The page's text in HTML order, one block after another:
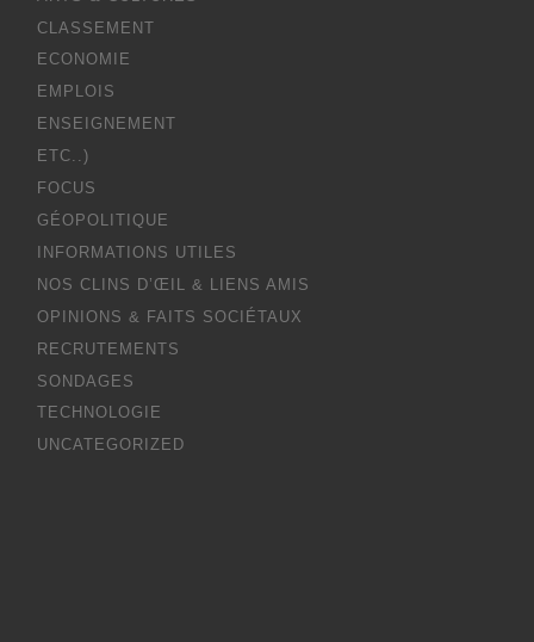
CLASSEMENT
ECONOMIE
EMPLOIS
ENSEIGNEMENT
ETC..)
FOCUS
GÉOPOLITIQUE
INFORMATIONS UTILES
NOS CLINS D’ŒIL & LIENS AMIS
OPINIONS & FAITS SOCIÉTAUX
RECRUTEMENTS
SONDAGES
TECHNOLOGIE
UNCATEGORIZED